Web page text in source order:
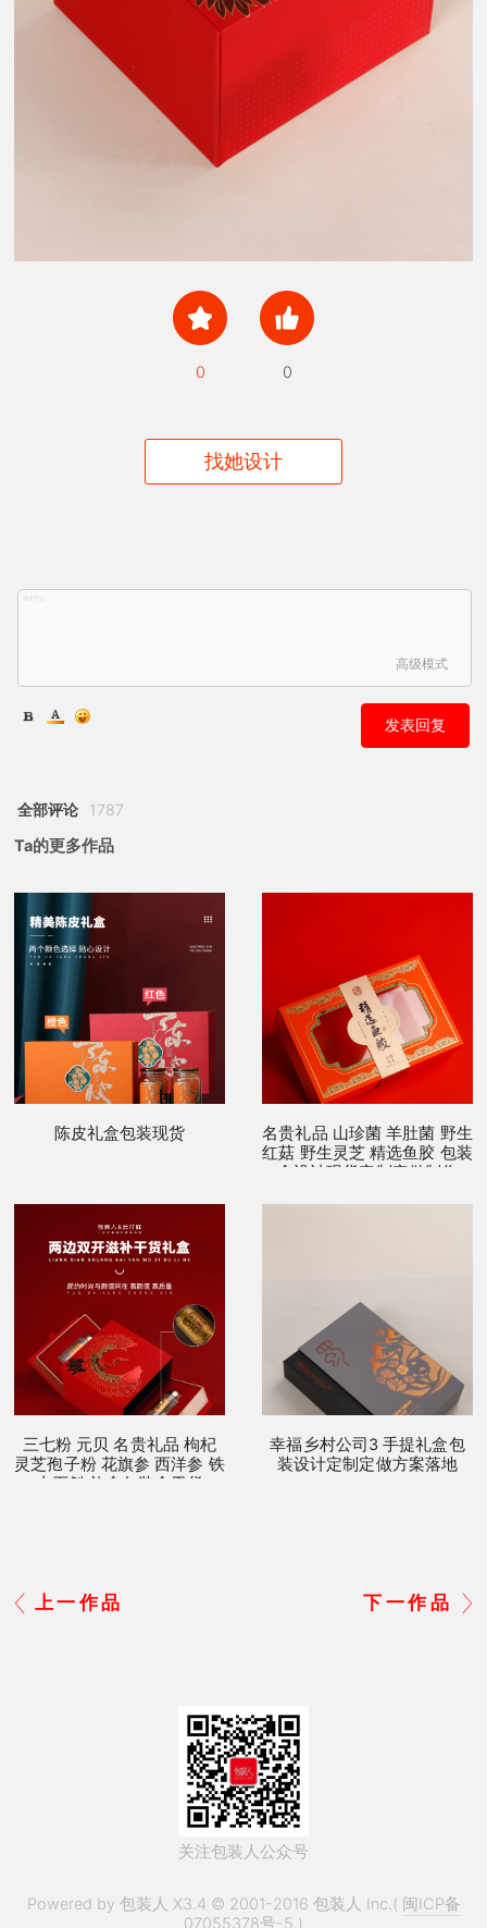
0 0
找她设计
高级模式
发表回复
全部评论 1787
Ta的更多作品
陈皮礼盒包装现货
名贵礼品 山珍菌 羊肚菌 野生
红菇 野生灵芝 精选鱼胶 包装
盒设计现货定制定做制作
三七粉 元贝 名贵礼品 枸杞
灵芝孢子粉 花旗参 西洋参 铁
皮石斛 礼盒包装盒干货
幸福乡村公司3 手提礼盒包
装设计定制定做方案落地
上一作品 下一作品
关注包装人公众号
Powered by 包装人 X3.4 © 2001-2016 包装人 Inc.( 闽ICP备
07055378号-5 )